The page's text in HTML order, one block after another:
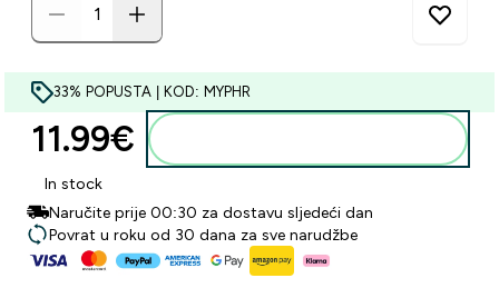
33% POPUSTA | KOD: MYPHR
11.99€‎
In stock
Naručite prije 00:30 za dostavu sljedeći dan
Povrat u roku od 30 dana za sve narudžbe